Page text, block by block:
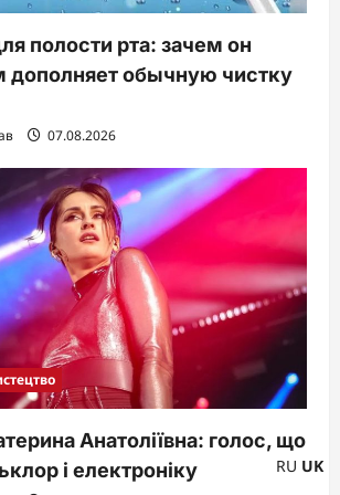
полости рта: зачем он
дополняет обычную чистку
07.08.2026
Анатоліївна: голос, що
і електроніку
RU UK